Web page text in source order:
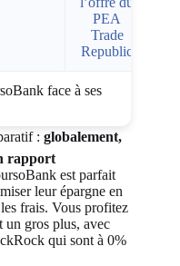
PEA
Trade
Republic
face à ses
: globalement,
rapport
est parfait
leur épargne en
frais. Vous profitez
un gros plus, avec
qui sont à 0%